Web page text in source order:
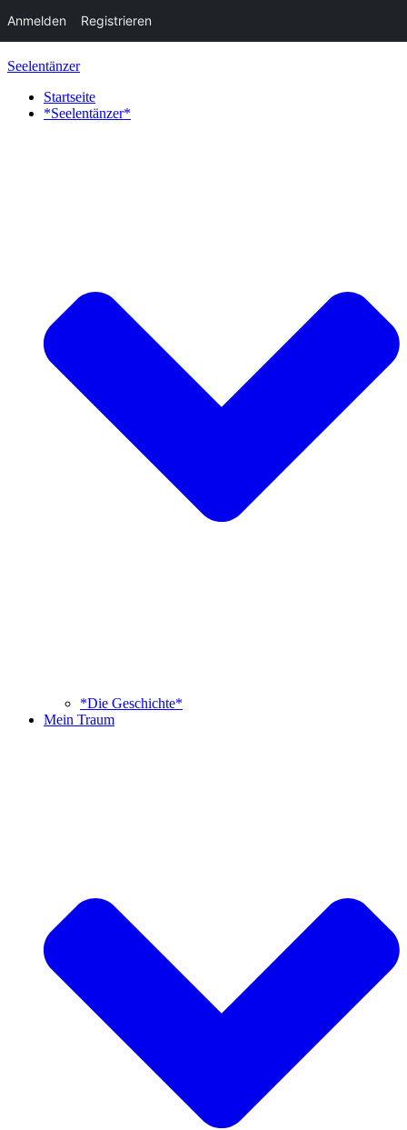
Anmelden Registrieren
Inhalt
springen
Seelentänzer
Startseite
*Seelentänzer*
*Die Geschichte*
Mein Traum